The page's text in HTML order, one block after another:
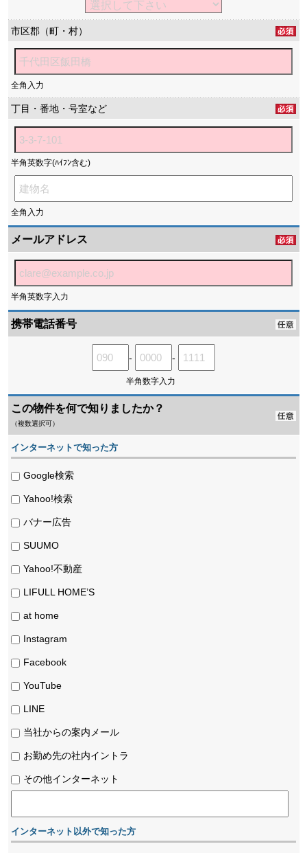
市区郡（町・村）
全角入力
丁目・番地・号室など
半角英数字(ﾊｲﾌﾝ含む)
全角入力
メールアドレス
半角英数字入力
携帯電話番号
- -
半角数字入力
この物件を何で知りましたか？
（複数選択可）
インターネットで知った方
Google検索
Yahoo!検索
バナー広告
SUUMO
Yahoo!不動産
LIFULL HOME’S
at home
Instagram
Facebook
YouTube
LINE
当社からの案内メール
お勤め先の社内イントラ
その他インターネット
インターネット以外で知った方